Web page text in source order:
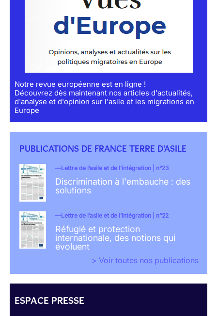
Notre revue européenne est en ligne !
Découvrez dès maintenant nos articles d'actualités,
d'analyse et d'opinion sur l'asile et les migrations en
Europe
PUBLICATIONS DE FRANCE TERRE D'ASILE
Lettre de l’asile et de l’intégration | n°23
Discrimination à l'embauche : des
solutions
Lettre de l’asile et de l’intégration | n°22
Réfugié et protection
internationale, des notions qui
évoluent
> Voir toutes nos publications
ESPACE PRESSE